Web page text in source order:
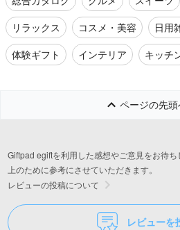
リラックス
コスメ・美容 日用
体験ギフト
インテリア キッチ
ページの先頭
Giftpad egiftを利用した感想やご意見をお待
上のために参考にさせていただきます。
レビューの投稿について
レビューを